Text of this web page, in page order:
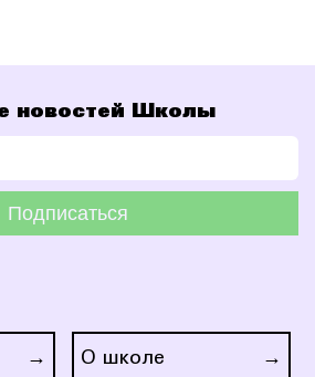
новостей Школы
Подписаться
О школе